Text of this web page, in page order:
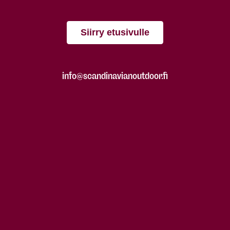
Siirry etusivulle
info@scandinavianoutdoor.fi